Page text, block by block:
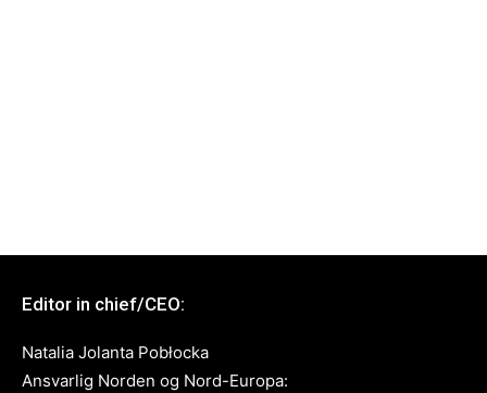
Editor in chief/CEO:
Natalia Jolanta Pobłocka
Ansvarlig Norden og Nord-Europa: